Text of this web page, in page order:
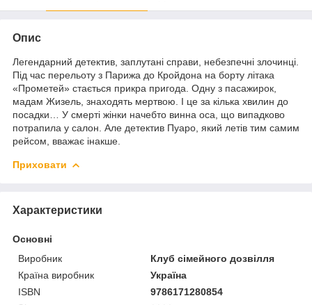
Опис
Легендарний детектив, заплутані справи, небезпечні злочинці.
Під час перельоту з Парижа до Кройдона на борту літака
«Прометей» стається прикра пригода. Одну з пасажирок,
мадам Жизель, знаходять мертвою. І це за кілька хвилин до
посадки… У смерті жінки начебто винна оса, що випадково
потрапила у салон. Але детектив Пуаро, який летів тим самим
рейсом, вважає інакше.
Приховати
Характеристики
Основні
Виробник
Клуб сімейного дозвілля
Країна виробник
Україна
ISBN
9786171280854